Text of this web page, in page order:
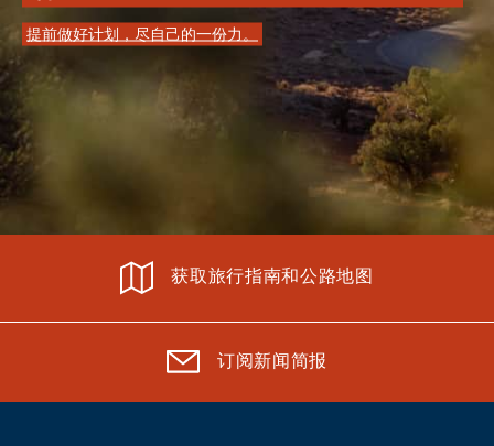
提前做好计划，尽自己的一份力。
获取旅行指南和公路地图
订阅新闻简报